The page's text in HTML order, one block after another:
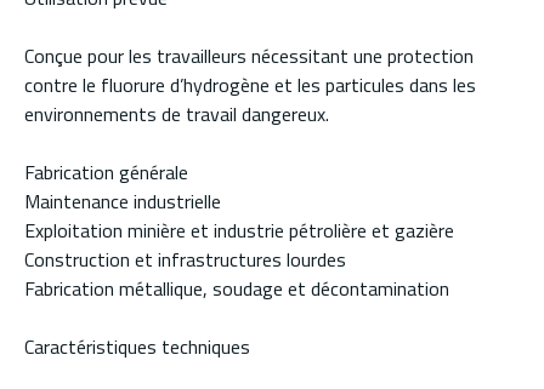
Conçue pour les travailleurs nécessitant une protection
contre le fluorure d’hydrogène et les particules dans les
environnements de travail dangereux.
Fabrication générale
Maintenance industrielle
Exploitation minière et industrie pétrolière et gazière
Construction et infrastructures lourdes
Fabrication métallique, soudage et décontamination
Caractéristiques techniques